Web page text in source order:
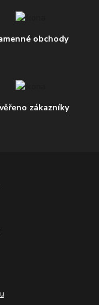
obchody
zákazníky